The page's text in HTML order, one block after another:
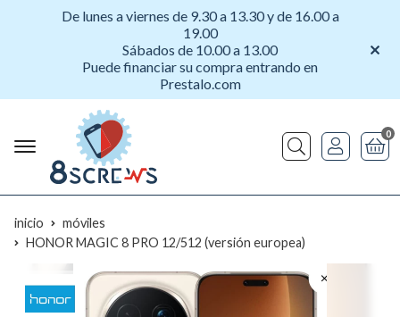
De lunes a viernes de 9.30 a 13.30 y de 16.00 a
19.00
Sábados de 10.00 a 13.00
Puede financiar su compra entrando en
Prestalo.com
Buscar
0
inicio
móviles
HONOR MAGIC 8 PRO 12/512 (versión europea)